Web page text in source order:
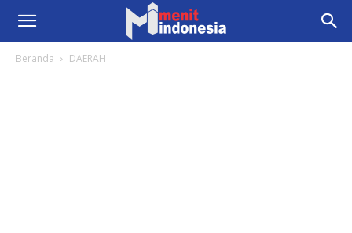
Beranda DAERAH